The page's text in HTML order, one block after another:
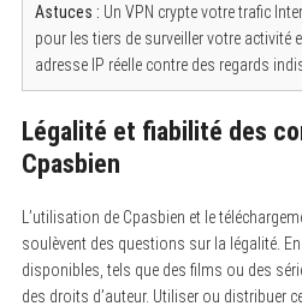
Astuces : Un VPN crypte votre trafic
pour les tiers de surveiller votre activité
adresse IP réelle contre des regards
Légalité et fiabilité des
Cpasbien
L’utilisation de Cpasbien et le
soulèvent des questions sur la légalité.
disponibles, tels que des films ou des
des droits d’auteur. Utiliser ou distribuer
r